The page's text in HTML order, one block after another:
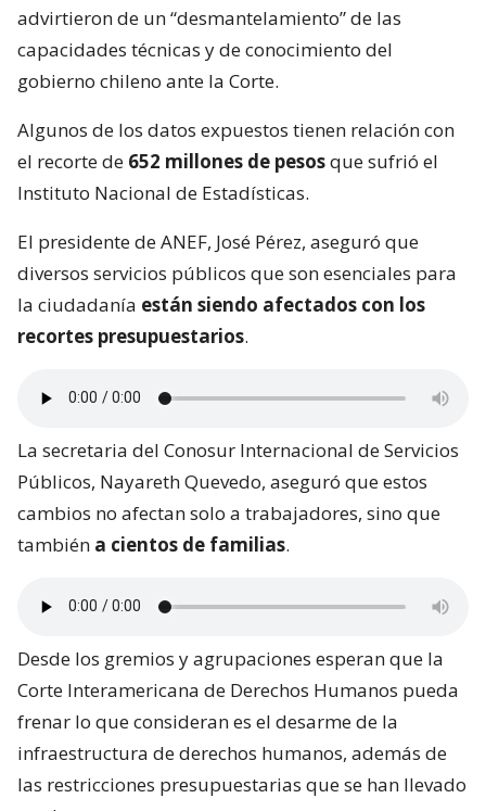
advirtieron de un “desmantelamiento” de las
capacidades técnicas y de conocimiento del
gobierno chileno ante la Corte.
Algunos de los datos expuestos tienen relación con
el recorte de 652 millones de pesosque sufrió el
Instituto Nacional de Estadísticas.
El presidente de ANEF, José Pérez, aseguró que
diversos servicios públicos que son esenciales para
la ciudadanía están siendo afectados con los
recortes presupuestarios.
La secretaria del Conosur Internacional de Servicios
Públicos, Nayareth Quevedo, aseguró que estos
cambios no afectan solo a trabajadores, sino que
también a cientos de familias.
Desde los gremios y agrupaciones esperan que la
Corte Interamericana de Derechos Humanos pueda
frenar lo que consideran es el desarme de la
infraestructura de derechos humanos, además de
las restricciones presupuestarias que se han llevado